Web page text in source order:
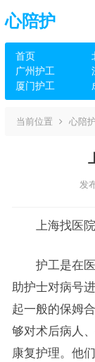
心陪护
首页
广州护工
厦门护工
当前位置 心陪护
发
上海找医院
护工是在医
助护士对病号
起一般的保姆
够对术后病人
康复护理。他